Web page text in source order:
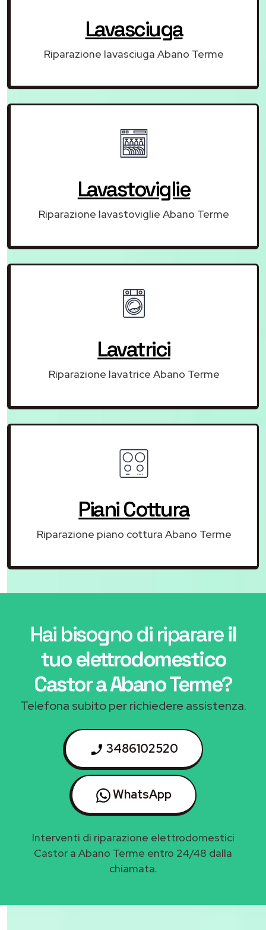
Lavasciuga
Riparazione lavasciuga Abano Terme
Lavastoviglie
Riparazione lavastoviglie Abano Terme
Lavatrici
Riparazione lavatrice Abano Terme
Piani Cottura
Riparazione piano cottura Abano Terme
Hai bisogno di riparareil
tuo elettrodomestico
Castor a Abano Terme?
Telefona subito per richiedere assistenza.
3486102520
WhatsApp
Interventi di riparazione elettrodomestici
Castor a Abano Terme entro 24/48 dalla
chiamata.